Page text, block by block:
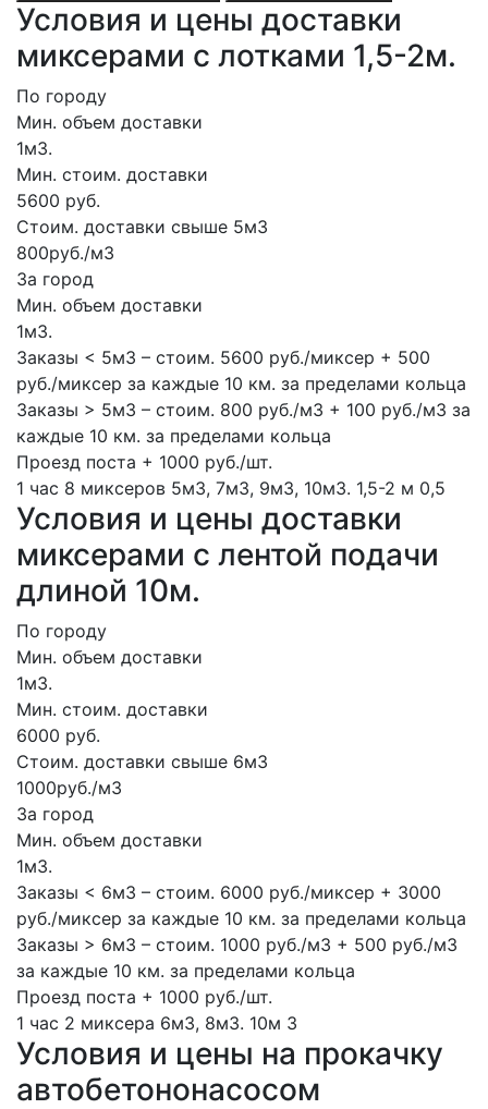
Условия и цены доставки
миксерами с лотками 1,5-2м.
По городу
Мин. объем доставки
1м3.
Мин. стоим. доставки
5600 руб.
Стоим. доставки свыше 5м3
800руб./м3
За город
Мин. объем доставки
1м3.
Заказы < 5м3 – стоим. 5600 руб./миксер + 500
руб./миксер за каждые 10 км. за пределами кольца
Заказы > 5м3 – стоим. 800 руб./м3 + 100 руб./м3 за
каждые 10 км. за пределами кольца
Проезд поста + 1000 руб./шт.
1 час 8 миксеров 5м3, 7м3, 9м3, 10м3. 1,5-2 м 0,5
Условия и цены доставки
миксерами с лентой подачи
длиной 10м.
По городу
Мин. объем доставки
1м3.
Мин. стоим. доставки
6000 руб.
Стоим. доставки свыше 6м3
1000руб./м3
За город
Мин. объем доставки
1м3.
Заказы < 6м3 – стоим. 6000 руб./миксер + 3000
руб./миксер за каждые 10 км. за пределами кольца
Заказы > 6м3 – стоим. 1000 руб./м3 + 500 руб./м3
за каждые 10 км. за пределами кольца
Проезд поста + 1000 руб./шт.
1 час 2 миксера 6м3, 8м3. 10м 3
Условия и цены на прокачку
автобетононасосом